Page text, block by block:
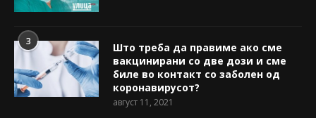
3
Што треба да правиме ако сме
вакцинирани со две дози и сме
биле во контакт со заболен од
коронавирусот?
август 11, 2021